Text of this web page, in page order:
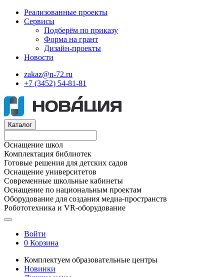
Реализованные проекты
Сервисы
Подберём по приказу
Форма на грант
Дизайн-проекты
Новости
zakaz@n-72.ru
+7 (3452) 54-81-81
Каталог
Оснащение школ
Комплектация библиотек
Готовые решения для детских садов
Оснащение университетов
Современные школьные кабинеты
Оснащение по национальным проектам
Оборудование для создания медиа-пространств
Робототехника и VR-оборудование
Войти
0 Корзина
Комплектуем образовательные центры
Новинки